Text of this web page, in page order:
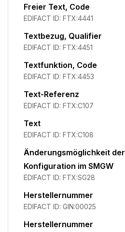
Freier Text, Code
EDIFACT ID: FTX:4441
Textbezug, Qualifier
EDIFACT ID: FTX:4451
Textfunktion, Code
EDIFACT ID: FTX:4453
Text-Referenz
EDIFACT ID: FTX:C107
Text
EDIFACT ID: FTX:C108
Änderungsmöglichkeit der
Konfiguration im SMGW
EDIFACT ID: FTX:SG28
Herstellernummer
EDIFACT ID: GIN:00025
Herstellernummer